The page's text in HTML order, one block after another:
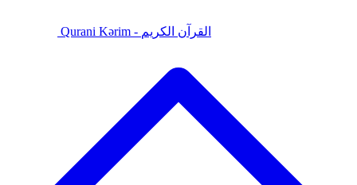
Qurani Kərim - القرآن الكريم